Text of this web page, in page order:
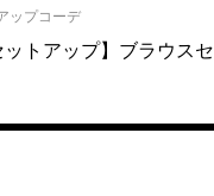
ップコーデ
ットアップ】ブラウスセ